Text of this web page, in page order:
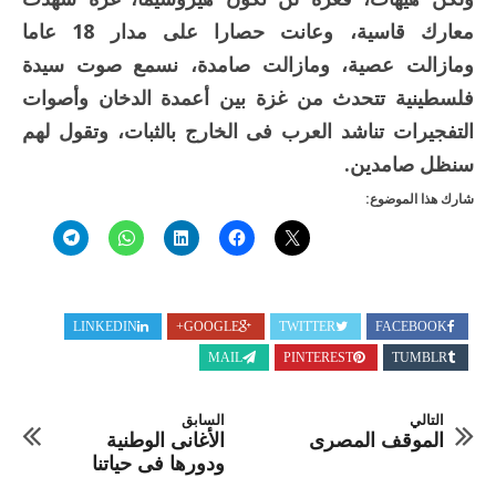
معارك قاسية، وعانت حصارا على مدار 18 عاما
ومازالت عصية، ومازالت صامدة، نسمع صوت سيدة
فلسطينية تتحدث من غزة بين أعمدة الدخان وأصوات
التفجيرات تناشد العرب فى الخارج بالثبات، وتقول لهم
سنظل صامدين.
شارك هذا الموضوع:
FACEBOOK
TWITTER
GOOGLE+
LINKEDIN
TUMBLR
PINTEREST
MAIL
السابق
الأغانى الوطنية
ودورها فى حياتنا
التالي
الموقف المصرى